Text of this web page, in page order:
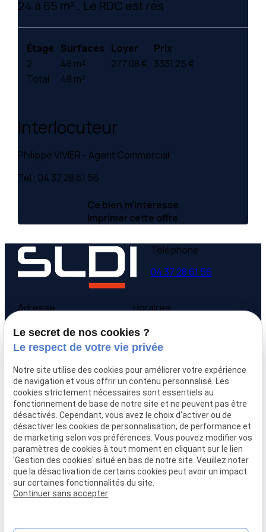
24 à 65 m²., Le RDC est rés
Étage Surfaces Loyer
Prix
2
48 m² 277.08 € 3331.25 €
Total
48 m²
Interlocuteur
Philippe VIVIER - Agent Commercial
Tél : 04 37 28 61 56
Ce bien m’intéresse
Imprimer cette offre
Téléphone
04 37 28 61 56
Adresse
9 avenue Victor Hugo
69160 Tassin la Demi-
Lune
Horaires
Lundi - Vendredi
09:00-12:00,
Accueil
Qui sommes-nous
Nos biens
Prix immobilier
Confier mon bien
Rejoignez-nous
Contact
Le secret de nos cookies ?
Le respect de votre vie privée
Notre site utilise des cookies pour améliorer votre expérience
de navigation et vous offrir un contenu personnalisé. Les
cookies strictement nécessaires sont essentiels au
fonctionnement de base de notre site et ne peuvent pas être
désactivés. Cependant, vous avez le choix d'activer ou de
désactiver les cookies de personnalisation, de performance et
de marketing selon vos préférences. Vous pouvez modifier vos
paramètres de cookies à tout moment en cliquant sur le lien
'Gestion des cookies' situé en bas de notre site. Veuillez noter
que la désactivation de certains cookies peut avoir un impact
sur certaines fonctionnalités du site.
Continuer sans accepter